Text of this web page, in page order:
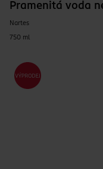
Pramenitá voda
Nartes
750 ml